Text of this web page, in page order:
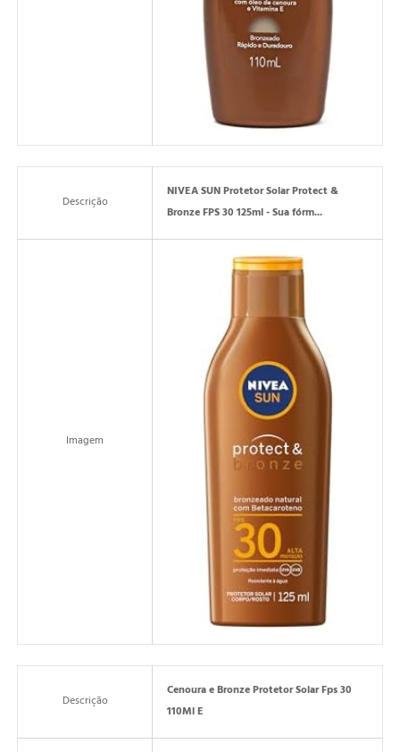
Descrição
NIVEA SUN Protetor Solar Protect &
Bronze FPS 30 125ml - Sua fórm...
Imagem
Descrição
Cenoura e Bronze Protetor Solar Fps 30
110Ml E